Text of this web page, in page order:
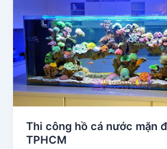
Thi công hồ cá nước mặn
TPHCM